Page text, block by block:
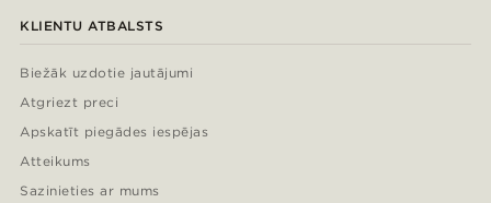
KLIENTU ATBALSTS
Biežāk uzdotie jautājumi
Atgriezt preci
Apskatīt piegādes iespējas
Atteikums
Sazinieties ar mums